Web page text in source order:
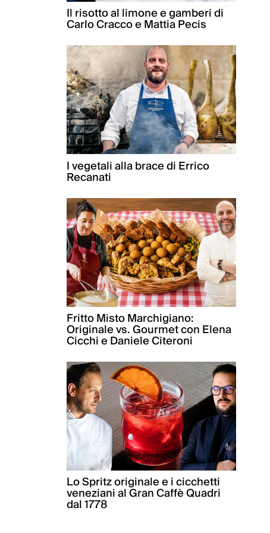
Il risotto al limone e gamberi di
Carlo Cracco e Mattia Pecis
I vegetali alla brace di Errico
Recanati
Fritto Misto Marchigiano:
Originale vs. Gourmet con Elena
Cicchi e Daniele Citeroni
Lo Spritz originale e i cicchetti
veneziani al Gran Caffè Quadri
dal 1778